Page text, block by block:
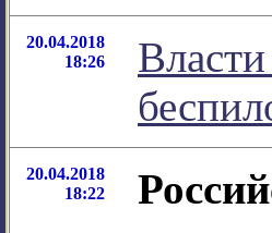
20.04.2018
18:26
20.04.2018
18:22